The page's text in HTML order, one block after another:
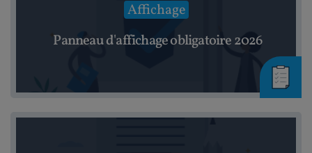
Affichage
Panneau d'affichage obligatoire 2026